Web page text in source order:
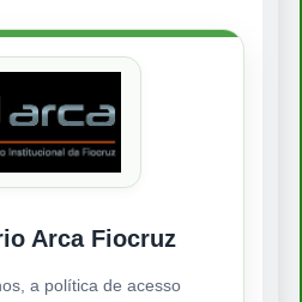
Arca Fiocruz
a política de acesso